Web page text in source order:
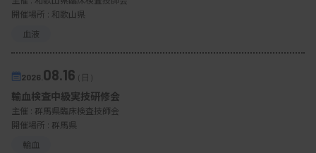
開催場所 : 和歌山県
血液
2026. 08.16（日）
輸血検査中級実技研修会
主催 : 群馬県臨床検査技師会
開催場所 : 群馬県
輸血